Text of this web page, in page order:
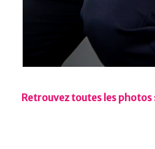
Retrouvez toutes les photos